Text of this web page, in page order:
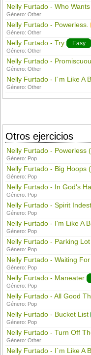
Nelly Furtado - Who
Género:Other
Nelly Furtado - Powerless.
Género:Other
Nelly Furtado - Try Easy
Género:Other
Nelly Furtado -
Género:Other
Nelly Furtado - I´m Like A
Género:Other
Otros ejercicios
Nelly Furtado - Powerless
Género: Pop
Nelly Furtado - Big Hoops
Género: Pop
Nelly Furtado - In God's
Género: Pop
Nelly Furtado - Spirit
Género: Pop
Nelly Furtado - I'm Like A
Género: Pop
Nelly Furtado - Parking Lot
Género: Pop
Nelly Furtado - Waiting
Género: Pop
Nelly Furtado - Maneater
Género: Pop
Nelly Furtado - All Good
Género: Pop
Nelly Furtado - Bucket List
Género: Pop
Nelly Furtado - Turn Off
Género:Other
Nelly Furtado - I´m Like A